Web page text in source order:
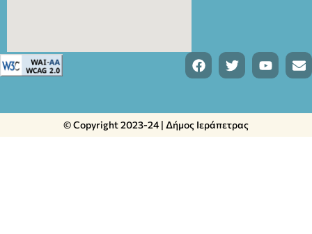
© Copyright 2023-24 | Δήμος Ιεράπετρας